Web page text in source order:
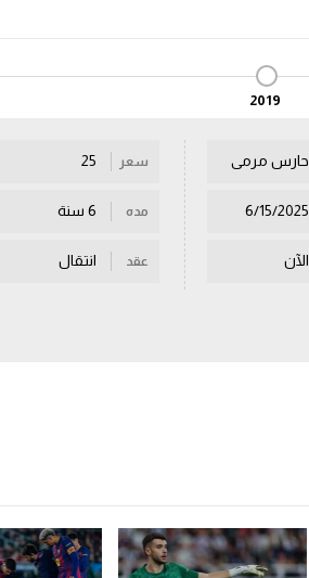
2019
حارس مرمى
الآن
سعر
مده
عقد انتقال